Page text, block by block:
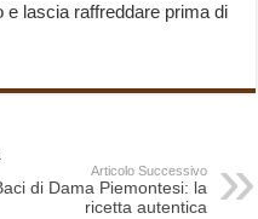
lascia raffreddare prima di
Articolo Successivo
di Dama Piemontesi: la
ricetta autentica